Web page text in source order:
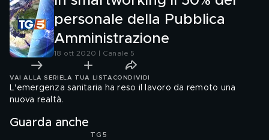
personale della Pubblica
Amministrazione
18 ott 2020 | Canale 5
VAI ALLA SERIE LA TUA LISTA CONDIVIDI
L'emergenza sanitaria ha reso il lavoro da remoto una
nuova realtà.
Guarda anche
TG5